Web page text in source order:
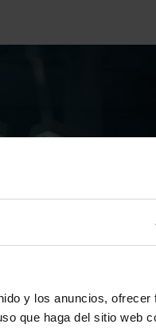
y los anuncios,
que haga del sitio web